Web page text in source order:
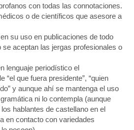
con todas las connotaciones.
o de científicos que asesore a
su uso en publicaciones de todo
aceptan las jergas profesionales o
lenguaje periodístico el
“el que fuera presidente”, “quien
y aunque ahí se mantenga el uso
ni lo contempla (aunque
hablantes de castellano en el
en contacto con variedades